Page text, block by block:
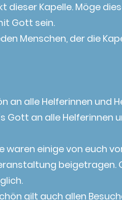
dieser Kapelle. Möge
Gott sein.
Menschen, der die
an alle Helferinnen und
Gott an alle
waren einige von euch
beigetragen.
gilt auch allen